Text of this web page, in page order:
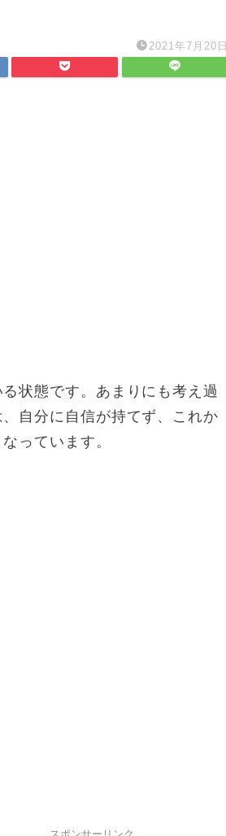
2021年7月20日
状態です。あまりにも考え過
自分に自信が持てず、これか
っています。